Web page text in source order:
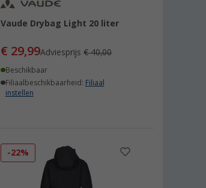
Vaude Drybag Light 20 liter
€ 29,99Adviesprijs€ 40,00
Beschikbaar
Filiaalbeschikbaarheid: Filiaal
instellen
-22%